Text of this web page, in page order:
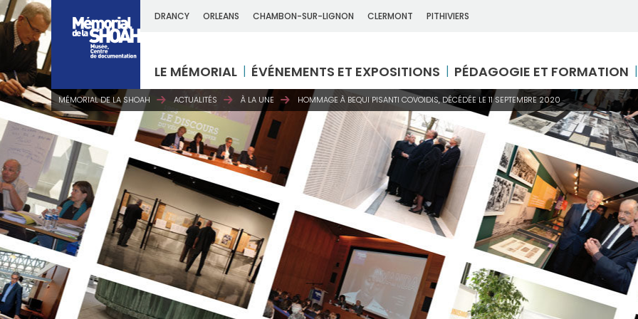
DRANCY ORLEANS CHAMBON-SUR-LIGNON CLERMONT PITHIVIERS
LE MÉMORIAL ÉVÉNEMENTS ET EXPOSITIONS PÉDAGOGIE ET FORMATION
MÉMORIAL DE LA SHOAH ACTUALITÉS À LA UNE HOMMAGE À BEQUI PISANTI COVOIDIS, DÉCÉDÉE LE 11 SEPTEMBRE 2020